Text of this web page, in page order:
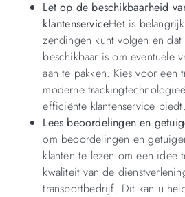
Let op de beschikbaarheid
klantenserviceHet is
zendingen kunt volgen en
beschikbaar is om eventuele
aan te pakken. Kies voor een
moderne
efficiënte klantenservice biedt.
Lees beoordelingen en
om beoordelingen en
klanten te lezen om een idee
kwaliteit van de
transportbedrijf. Dit kan u